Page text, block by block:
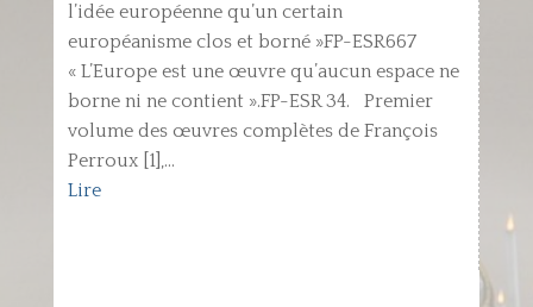
l’idée européenne qu’un certain
européanisme clos et borné »FP-ESR667
« L’Europe est une œuvre qu’aucun espace ne
borne ni ne contient ».FP-ESR 34. Premier
volume des œuvres complètes de François
Perroux [1],...
Lire